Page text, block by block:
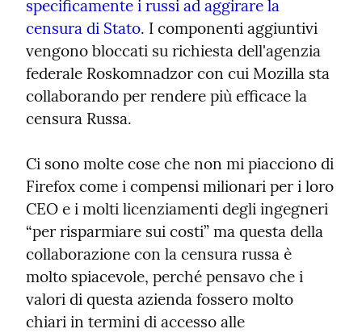
specificamente i russi ad aggirare la
censura di Stato. I componenti aggiuntivi
vengono bloccati su richiesta dell'agenzia
federale Roskomnadzor con cui Mozilla sta
collaborando per rendere più efficace la
censura Russa.
Ci sono molte cose che non mi piacciono di
Firefox come i compensi milionari per i loro
CEO e i molti licenziamenti degli ingegneri
“per risparmiare sui costi” ma questa della
collaborazione con la censura russa è
molto spiacevole, perché pensavo che i
valori di questa azienda fossero molto
chiari in termini di accesso alle